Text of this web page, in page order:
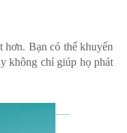
Bạn có thể khuyến
không chỉ giúp họ phát